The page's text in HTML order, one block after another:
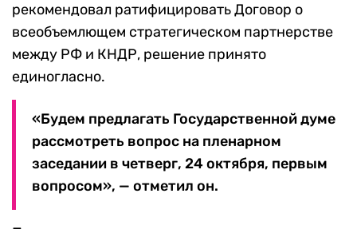
рекомендовал ратифицировать Договор о
всеобъемлющем стратегическом партнерстве
между РФ и КНДР, решение принято
единогласно.
«Будем предлагать Государственной думе
рассмотреть вопрос на пленарном
заседании в четверг, 24 октября, первым
вопросом», — отметил он.